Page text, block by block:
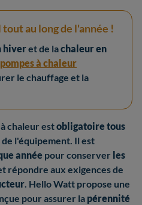
au long de l'année !
hiveret de lachaleur en
pompes à chaleur
le chauffage et la
chaleur estobligatoire tous
de l'équipement. Il est
année pour conserver les
répondre aux exigences de
. Hello Watt propose une
pour assurer la pérennité